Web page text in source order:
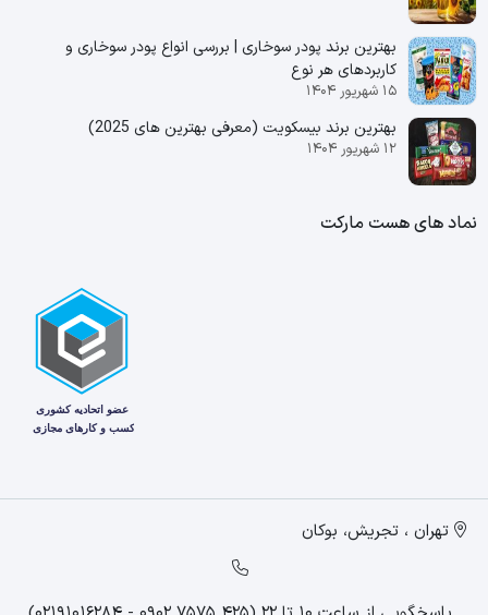
بهترین برند پودر سوخاری | بررسی انواع پودر سوخاری و
کاربردهای هر نوع
۱۵ شهریور ۱۴۰۴
بهترین برند بیسکویت (معرفی بهترین‌ های 2025)
۱۲ شهریور ۱۴۰۴
نماد های هست مارکت
تهران ، تجریش، بوکان